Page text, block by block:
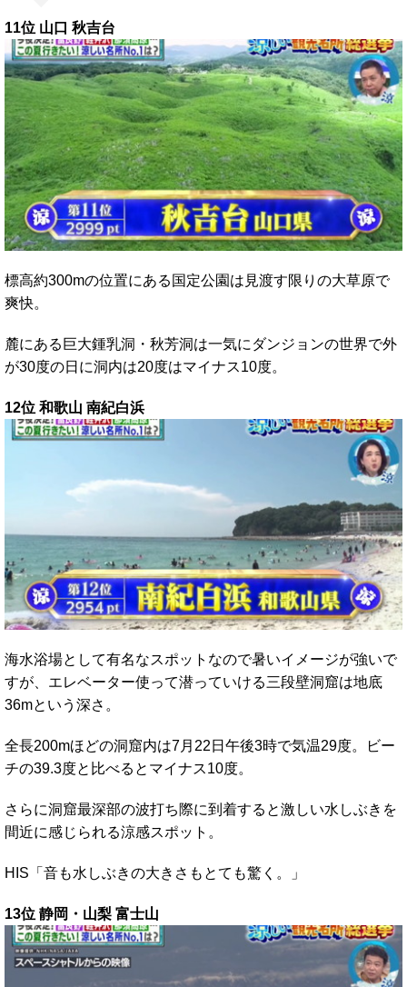
11位 山口 秋吉台
標高約300mの位置にある国定公園は見渡す限りの大草原で
爽快。
麓にある巨大鍾乳洞・秋芳洞は一気にダンジョンの世界で外
が30度の日に洞内は20度はマイナス10度。
12位 和歌山 南紀白浜
海水浴場として有名なスポットなので暑いイメージが強いで
すが、エレベーター使って潜っていける三段壁洞窟は地底
36mという深さ。
全長200mほどの洞窟内は7月22日午後3時で気温29度。ビー
チの39.3度と比べるとマイナス10度。
さらに洞窟最深部の波打ち際に到着すると激しい水しぶきを
間近に感じられる涼感スポット。
HIS「音も水しぶきの大きさもとても驚く。」
13位 静岡・山梨 富士山